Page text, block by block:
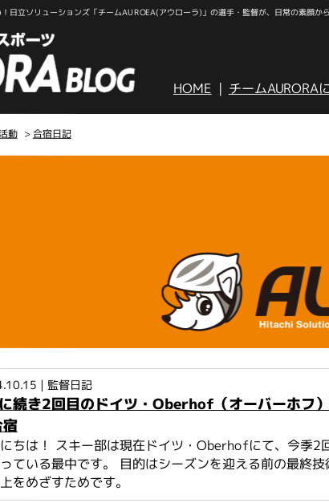
日立ソリューションズ「チームAUROEA(アウローラ)」の選手・監督が、日常の素顔か
HOME チームAURORA
動 >合宿日記
| 監督日記
続き2回目のドイツ・Oberhof（オーバーホフ
ちは！ スキー部は現在ドイツ・Oberhofにて、今季2
ている最中です。 目的はシーズンを迎える前の最終
をめざすためです。